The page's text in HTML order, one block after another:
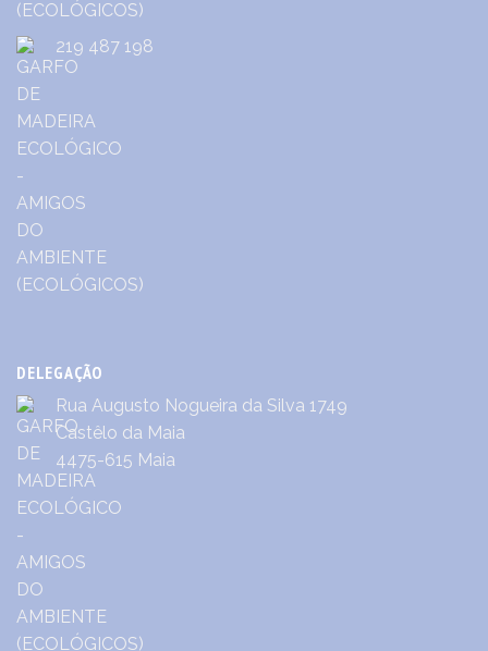
219 487 198
DELEGAÇÃO
Rua Augusto Nogueira da Silva 1749
Castêlo da Maia
4475-615 Maia